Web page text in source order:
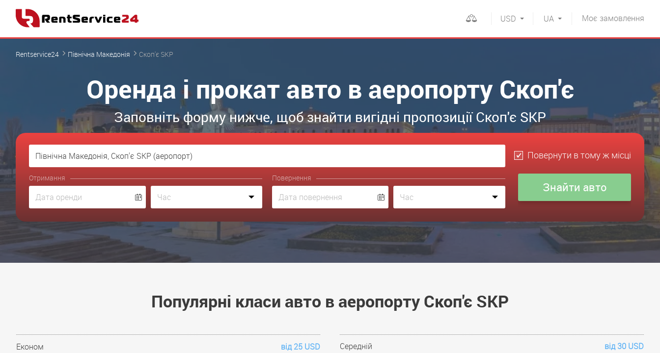
Моє замовлення
UA
USD
Rentservice24 Північна Македонія Скоп'є SKP
Оренда і прокат авто в аеропорту Скоп'є
Заповніть форму нижче, щоб знайти вигідні пропозиції Скоп'є SKP
Повернути в тому ж місці
Отримання Повернення
Популярні класи авто в аеропорту Скоп'є SKP
Економ від 25 USD Середній від 30 USD